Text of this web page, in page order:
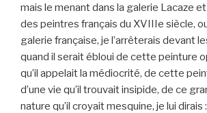
mais le menant dans la galerie Lacaze
des peintres français du XVIIIe siècle,
galerie française, je l’arrêterais devant
quand il serait ébloui de cette peinture
qu’il appelait la médiocrité, de cette
d’une vie qu’il trouvait insipide, de ce
nature qu’il croyait mesquine, je lui dirais